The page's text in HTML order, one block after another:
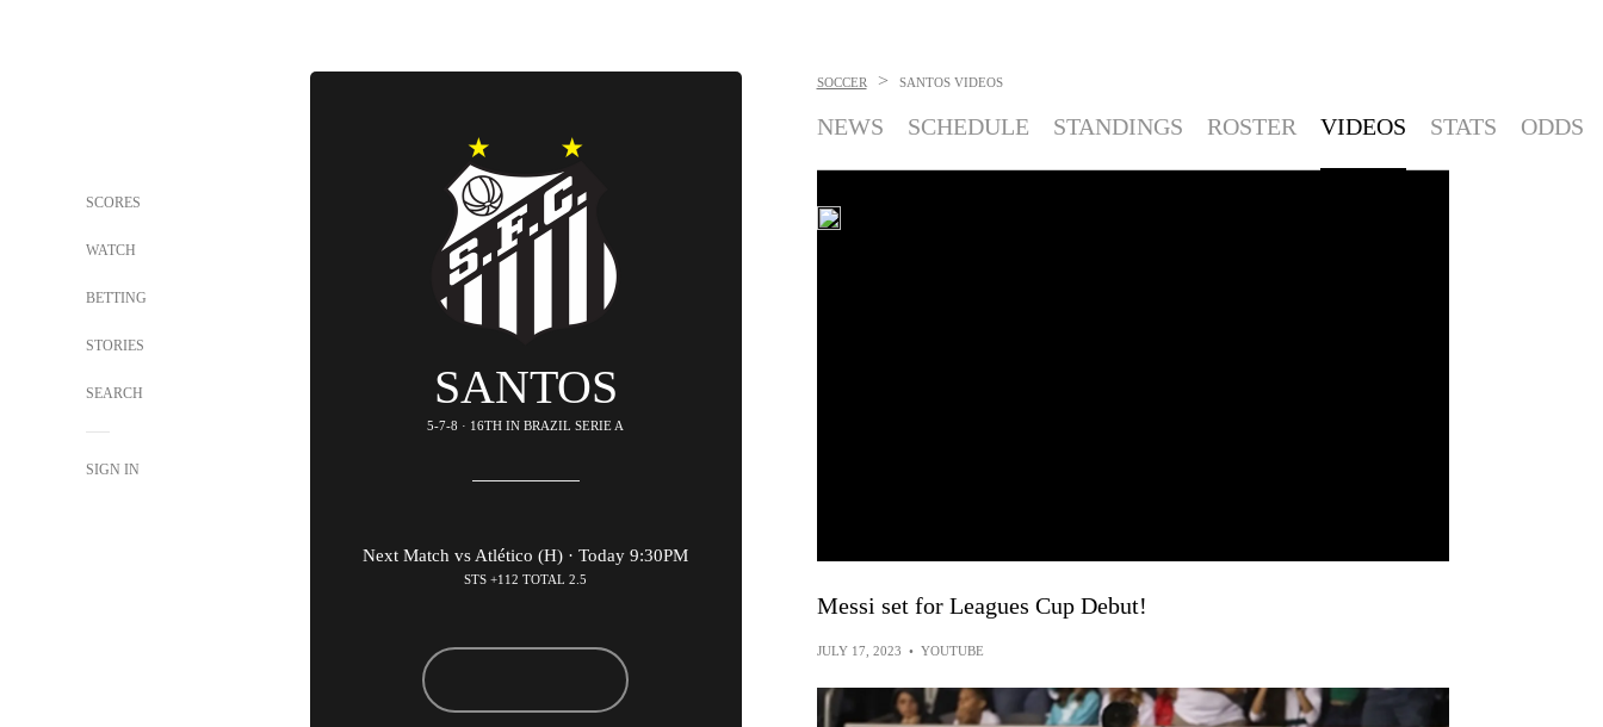
SCORES
WATCH
BETTING
STORIES
SEARCH
SIGN IN
SANTOS
5-7-8 · 16TH IN BRAZIL SERIE A
Next Match vs Atlético (H) · Today 9:30PM
STS +112 TOTAL 2.5
SOCCER > SANTOS VIDEOS
NEWS SCHEDULE STANDINGS ROSTER VIDEOS STATS ODDS
Messi set for Leagues Cup Debut!
JULY 17, 2023 • YOUTUBE